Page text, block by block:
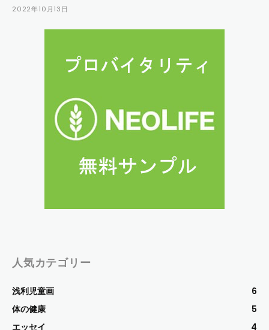
2022年10月13日
人気カテゴリー
浅利児童画
6
体の健康
5
エッセイ
4